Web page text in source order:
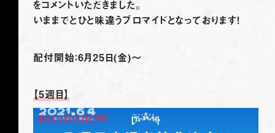
@revuestarlight
をコメントいただきました。
いままでとひと味違うブロマイドとなっております！
配付開始：6月25日(金)～
【5週目】